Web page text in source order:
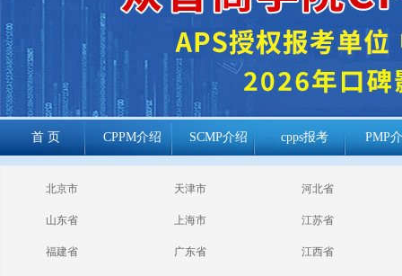
首 页 CPPM介绍 SCMP介绍 cpps报考 PMP
cppm报考常见
问题
北京市 天津市 河北省
山东省 上海市 江苏省
福建省 广东省 江西省